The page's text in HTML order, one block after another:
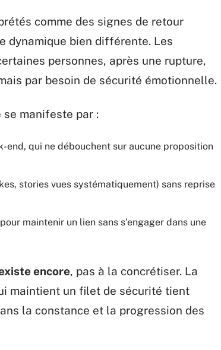
comme des signes de retour
dynamique bien différente. Les
personnes, après une rupture,
par besoin de sécurité émotionnelle.
manifeste par :
end, qui ne débouchent sur aucune proposition
stories vues systématiquement) sans reprise
maintenir un lien sans s’engager dans une
encore, pas à la concrétiser. La
maintient un filet de sécurité tient
la constance et la progression des